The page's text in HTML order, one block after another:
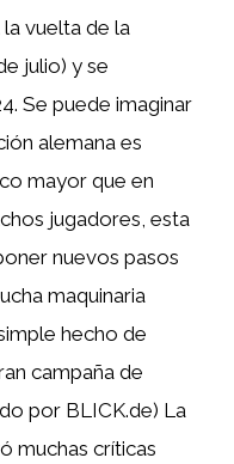
vuelta de la
julio) y se
Se puede imaginar
alemana es
mayor que en
jugadores, esta
nuevos pasos
maquinaria
hecho de
campaña de
por BLICK.de) La
muchas críticas